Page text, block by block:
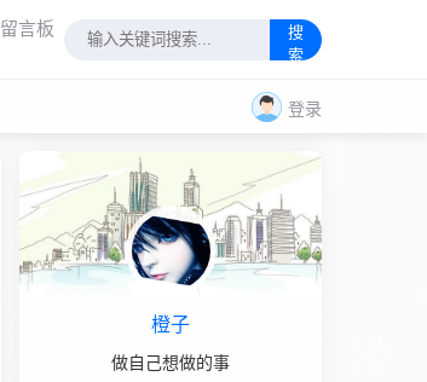
留言板
搜
索
登录
橙子
做自己想做的事